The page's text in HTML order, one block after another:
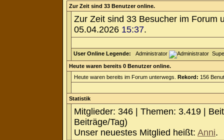
Zur Zeit sind 33 Benutzer online.
Zur Zeit sind 33 Besucher im Forum
05.04.2026 15:37.
User Online Legende: Administrator
Heute waren bereits 0 Benutzer online.
Heute waren bereits im Forum unterwegs. Rekord: 156
Statistik
Mitglieder: 346 | Themen: 3.419 |
Beiträge/Tag)
Unser neuestes Mitglied heißt: Anni.